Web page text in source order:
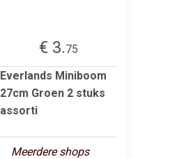
€ 3.75
Everlands Miniboom
27cm Groen 2 stuks
assorti
Meerdere shops